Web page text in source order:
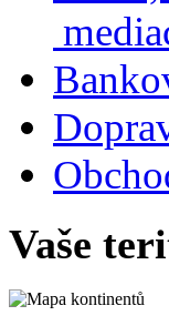
Vaše